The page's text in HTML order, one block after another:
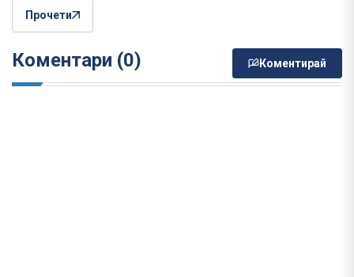
Прочети
Коментари (0) Коментирай